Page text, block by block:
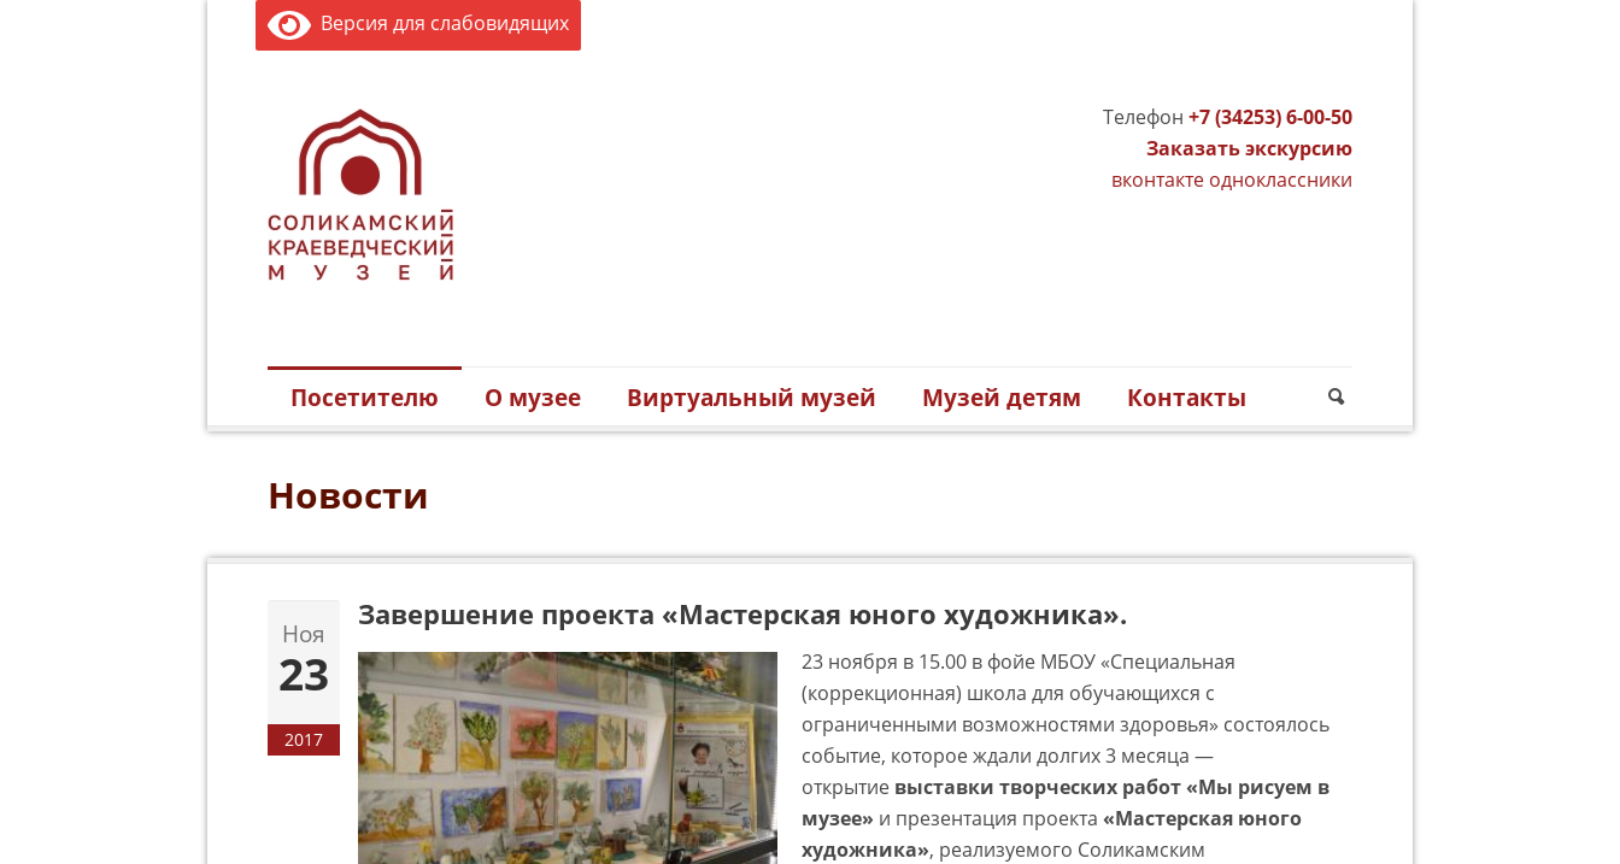
Версия для слабовидящих
Телефон +7 (34253) 6-00-50
Заказать экскурсию
вконтакте одноклассники
Посетителю О музее Виртуальный музей Музей детям Контакты
Новости
Ноя
23
2017
Завершение проекта «Мастерская юного художника».
23 ноября в 15.00 в фойе МБОУ «Специальная
(коррекционная) школа для обучающихся с
ограниченными возможностями здоровья» состоялось
событие, которое ждали долгих 3 месяца —
открытие выставки творческих работ «Мы рисуем в
музее» и презентация проекта «Мастерская юного
художника», реализуемого Соликамским